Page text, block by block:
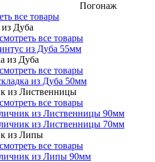
Погонаж
все товары
Дуба
все товары
из Дуба 55мм
из Дуба
все товары
из Дуба 50мм
из Лиственницы
все товары
из Лиственницы 90мм
из Лиственницы 70мм
из Липы
все товары
из Липы 90мм